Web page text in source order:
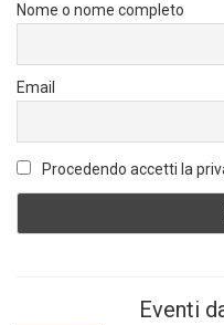
Nome o nome completo
Email
Procedendo accetti la
Eventi